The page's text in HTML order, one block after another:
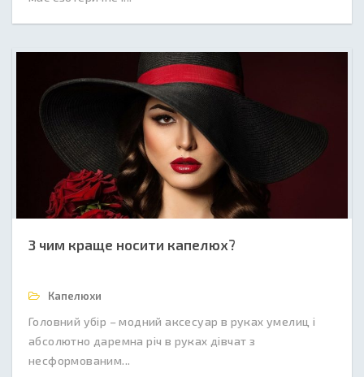
З чим краще носити капелюх?
Капелюхи
Головний убір – модний аксесуар в руках умелиц і
абсолютно даремна річ в руках дівчат з
несформованим...